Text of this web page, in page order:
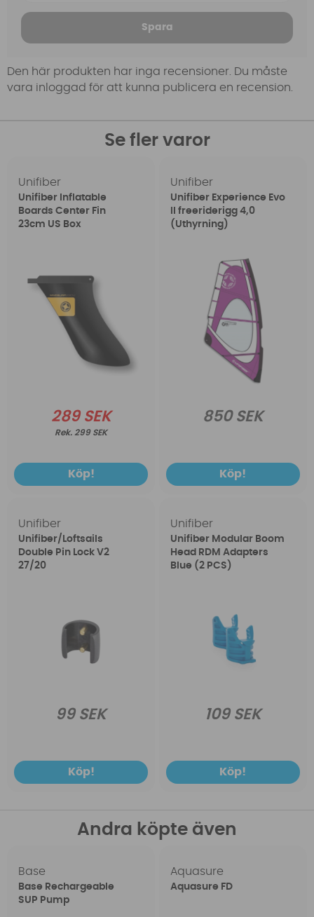
Spara
Den här produkten har inga recensioner. Du måste
vara inloggad för att kunna publicera en recension.
Se fler varor
Unifiber
Unifiber Inflatable
Boards Center Fin
23cm US Box
289 SEK
299 SEK
Köp!
Unifiber
Unifiber Experience Evo
II freeriderigg 4,0
(Uthyrning)
850 SEK
Köp!
Unifiber
Unifiber/Loftsails
Double Pin Lock V2
27/20
99 SEK
Köp!
Unifiber
Unifiber Modular Boom
Head RDM Adapters
Blue (2 PCS)
109 SEK
Köp!
Andra köpte även
Base
Base Rechargeable
SUP Pump
Aquasure
Aquasure FD